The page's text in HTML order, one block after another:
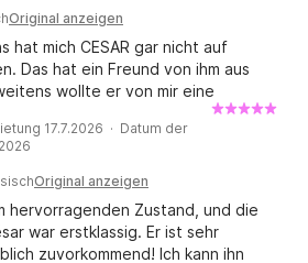
Original anzeigen
hat mich CESAR gar nicht auf
Das hat ein Freund von ihm aus
wollte er von mir eine
dem Boot verlangen, mit dem
sie zurückbekommen. Nirgendwo
dass ich das bezahlen musste.
mein Geld zurückbekommen.
17.7.2026 · Datum der
Original anzeigen
hervorragenden Zustand, und die
war erstklassig. Er ist sehr
zuvorkommend! Ich kann ihn